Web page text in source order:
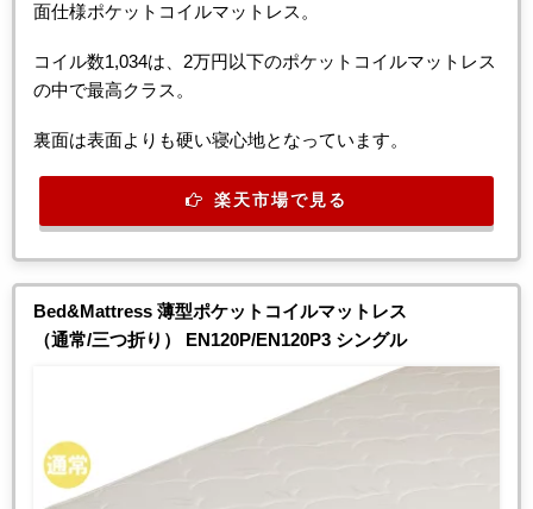
面仕様ポケットコイルマットレス。
コイル数1,034は、2万円以下のポケットコイルマットレス
の中で最高クラス。
裏面は表面よりも硬い寝心地となっています。
楽天市場で見る
Bed&Mattress 薄型ポケットコイルマットレス
（通常/三つ折り） EN120P/EN120P3 シングル